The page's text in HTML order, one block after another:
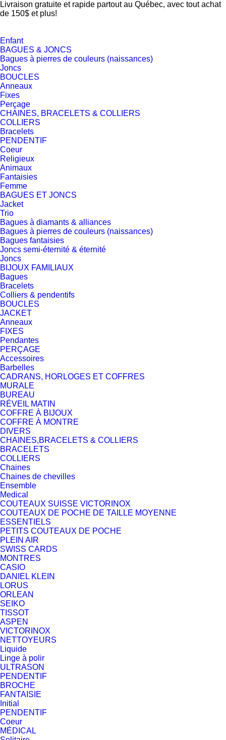
Livraison gratuite et rapide partout au Québec, avec tout achat
de 150$ et plus!
Enfant
BAGUES & JONCS
Bagues à pierres de couleurs (naissances)
Joncs
BOUCLES
Anneaux
Fixes
Perçage
CHAINES, BRACELETS & COLLIERS
COLLIERS
Bracelets
PENDENTIF
Coeur
Religieux
Animaux
Fantaisies
Femme
BAGUES ET JONCS
Jacket
Trio
Bagues à diamants & alliances
Bagues à pierres de couleurs (naissances)
Bagues fantaisies
Joncs semi-éternité & éternité
Joncs
BIJOUX FAMILIAUX
Bagues
Bracelets
Colliers & pendentifs
BOUCLES
JACKET
Anneaux
FIXES
Pendantes
PERÇAGE
Accessoires
Barbelles
CADRANS, HORLOGES ET COFFRES
MURALE
BUREAU
RÉVEIL MATIN
COFFRE À BIJOUX
COFFRE À MONTRE
DIVERS
CHAINES,BRACELETS & COLLIERS
BRACELETS
COLLIERS
Chaines
Chaines de chevilles
Ensemble
Medical
COUTEAUX SUISSE VICTORINOX
COUTEAUX DE POCHE DE TAILLE MOYENNE
ESSENTIELS
PETITS COUTEAUX DE POCHE
PLEIN AIR
SWISS CARDS
MONTRES
CASIO
DANIEL KLEIN
LORUS
ORLEAN
SEIKO
TISSOT
ASPEN
VICTORINOX
NETTOYEURS
Liquide
Linge à polir
ULTRASON
PENDENTIF
BROCHE
FANTAISIE
Initial
PENDENTIF
Coeur
MÉDICAL